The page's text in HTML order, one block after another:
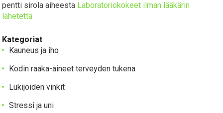
pentti sirola aiheesta Laboratoriokokeet ilman lääkärin
lähetettä
Kategoriat
Kauneus ja iho
Kodin raaka-aineet terveyden tukena
Lukijoiden vinkit
Stressi ja uni